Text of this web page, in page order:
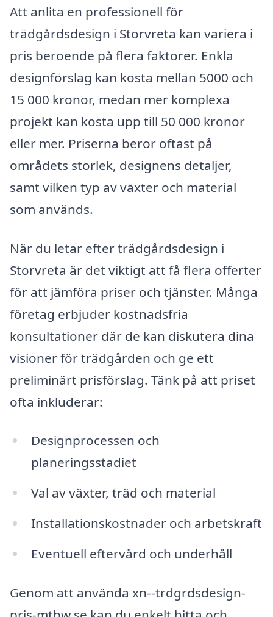
Att anlita en professionell för
trädgårdsdesign i Storvreta kan variera i
pris beroende på flera faktorer. Enkla
designförslag kan kosta mellan 5000 och
15 000 kronor, medan mer komplexa
projekt kan kosta upp till 50 000 kronor
eller mer. Priserna beror oftast på
områdets storlek, designens detaljer,
samt vilken typ av växter och material
som används.
När du letar efter trädgårdsdesign i
Storvreta är det viktigt att få flera offerter
för att jämföra priser och tjänster. Många
företag erbjuder kostnadsfria
konsultationer där de kan diskutera dina
visioner för trädgården och ge ett
preliminärt prisförslag. Tänk på att priset
ofta inkluderar:
Designprocessen och
planeringsstadiet
Val av växter, träd och material
Installationskostnader och arbetskraft
Eventuell eftervård och underhåll
Genom att använda xn--trdgrdsdesign-